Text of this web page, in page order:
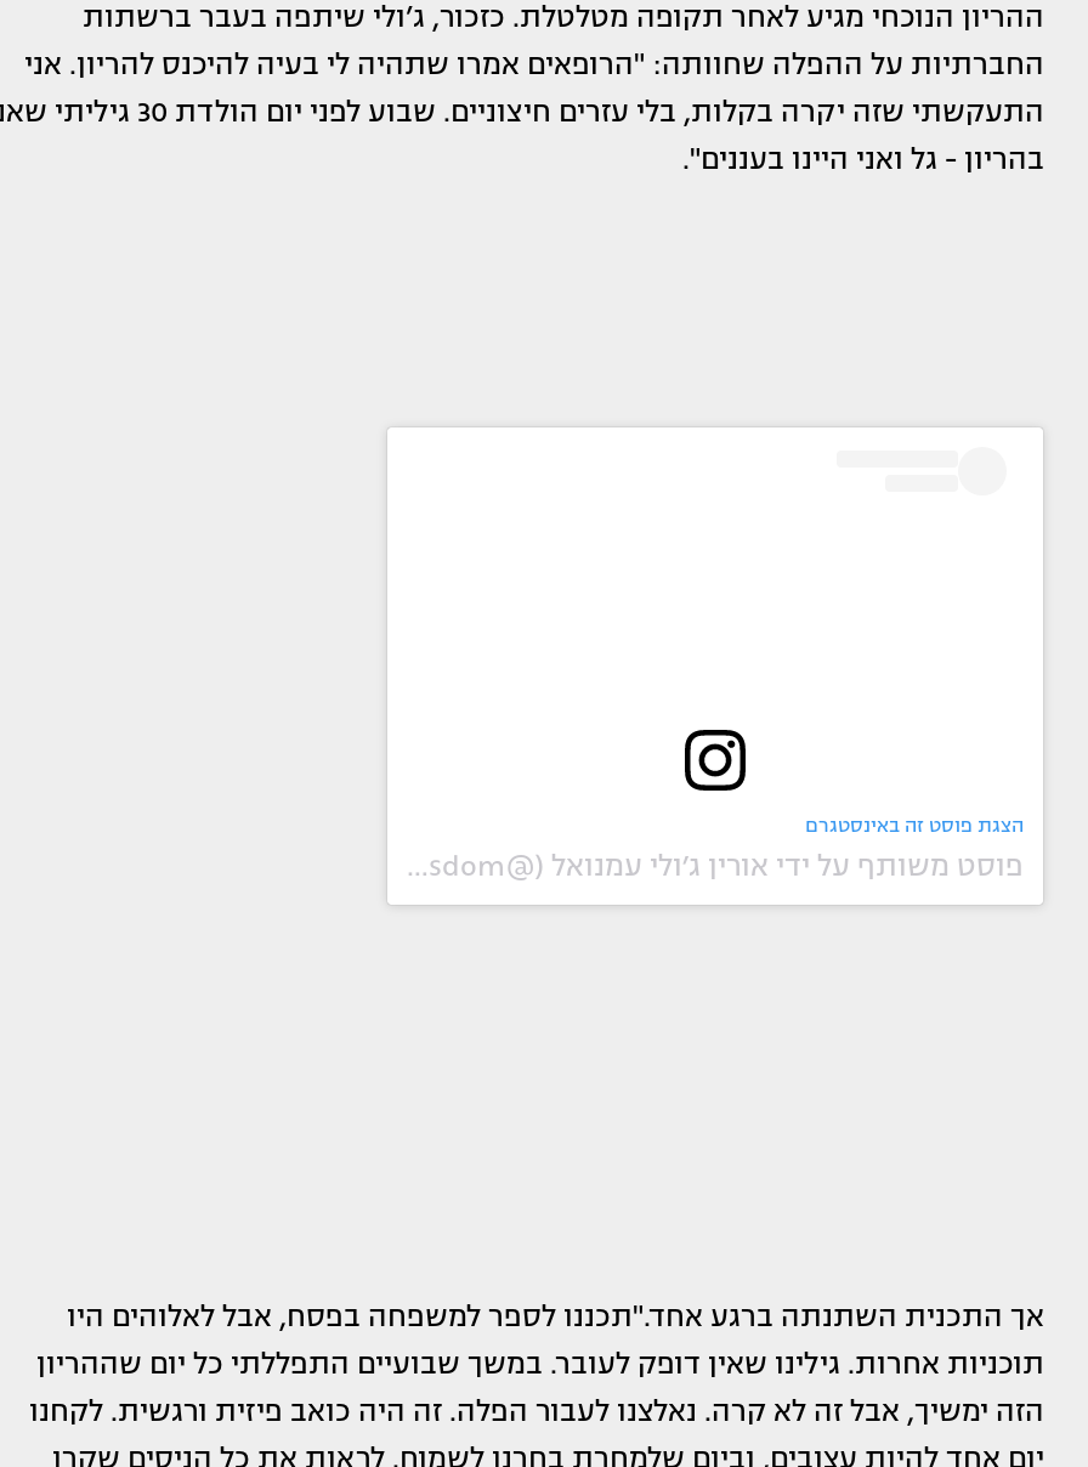
ההריון הנוכחי מגיע לאחר תקופה מטלטלת. כזכור, ג’ולי שיתפה בעבר ברשתות
החברתיות על ההפלה שחוותה: "הרופאים אמרו שתהיה לי בעיה להיכנס להריון. אני
התעקשתי שזה יקרה בקלות, בלי עזרים חיצוניים. שבוע לפני יום הולדת 30
בהריון - גל ואני היינו בעננים".
הצגת פוסט זה באינסטגרם
פוסט משותף על ידי ‏‎אורין ג׳ולי עמנואל‎‏ (@‏‎orinjulie.light.of.wisdom‎‏)
אך התכנית השתנתה ברגע אחד."תכננו לספר למשפחה בפסח, אבל לאלוהים היו
תוכניות אחרות. גילינו שאין דופק לעובר. במשך שבועיים התפללתי כל יום שההריון
הזה ימשיך, אבל זה לא קרה. נאלצנו לעבור הפלה. זה היה כואב פיזית ורגשית. לקחנו
יום אחד להיות עצובים, וביום שלמחרת בחרנו לשמוח. לראות את כל הניסים שקרו